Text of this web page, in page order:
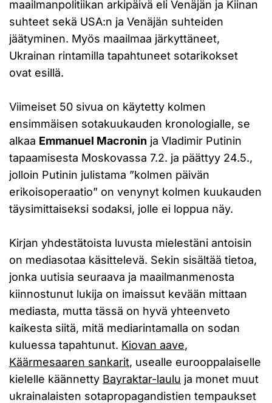
maailmanpolitiikan arkipäivä eli Venäjän ja Kiinan
suhteet sekä USA:n ja Venäjän suhteiden
jäätyminen. Myös maailmaa järkyttäneet,
Ukrainan rintamilla tapahtuneet sotarikokset
ovat esillä.
Viimeiset 50 sivua on käytetty kolmen
ensimmäisen sotakuukauden kronologialle, se
alkaa Emmanuel Macronin ja Vladimir Putinin
tapaamisesta Moskovassa 7.2. ja päättyy 24.5.,
jolloin Putinin julistama ”kolmen päivän
erikoisoperaatio” on venynyt kolmen kuukauden
täysimittaiseksi sodaksi, jolle ei loppua näy.
Kirjan yhdestätoista luvusta mielestäni antoisin
on mediasotaa käsittelevä. Sekin sisältää tietoa,
jonka uutisia seuraava ja maailmanmenosta
kiinnostunut lukija on imaissut kevään mittaan
mediasta, mutta tässä on hyvä yhteenveto
kaikesta siitä, mitä mediarintamalla on sodan
kuluessa tapahtunut. Kiovan aave,
Käärmesaaren sankarit, usealle eurooppalaiselle
kielelle käännetty Bayraktar-laulu ja monet muut
ukrainalaisten sotapropagandistien tempaukset